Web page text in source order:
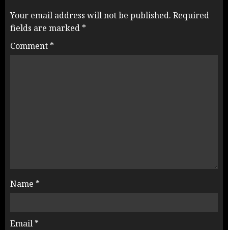
Your email address will not be published. Required
fields are marked *
Comment *
Name *
Email *